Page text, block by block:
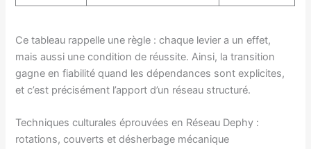
Ce tableau rappelle une règle : chaque levier a un effet,
mais aussi une condition de réussite. Ainsi, la transition
gagne en fiabilité quand les dépendances sont explicites,
et c’est précisément l’apport d’un réseau structuré.
Techniques culturales éprouvées en Réseau Dephy :
rotations, couverts et désherbage mécanique